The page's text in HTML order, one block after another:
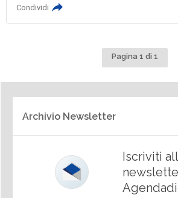
Condividi
Pagina 1 di 1
Archivio Newsletter
Iscriviti